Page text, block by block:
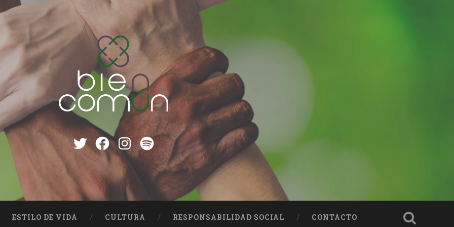
TwitterFacebook
instagram
Spotify
ESTILO DE VIDA CULTURA RESPONSABILIDAD SOCIAL CONTACTO